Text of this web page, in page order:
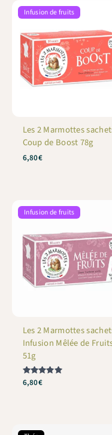
Infusion de fruits
Les 2 Marmottes
Coup de Boost 78g
6,80€
Infusion de fruits
Les 2 Marmottes
Infusion Mêlée de
51g
Note
5
6,80€